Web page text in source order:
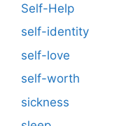
Self-Help
self-identity
self-love
self-worth
sickness